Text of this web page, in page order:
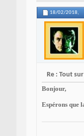
18/02/2018,
Re : Tout
Bonjour,
Espérons que